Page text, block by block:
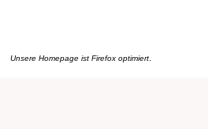
Unsere Homepage ist Firefox optimiert.